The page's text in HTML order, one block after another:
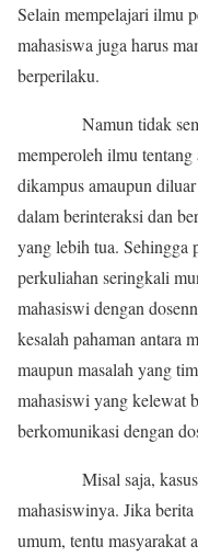
Selain mempelajari ilmu
mahasiswa juga harus
berperilaku.
Namun tidak semua
memperoleh ilmu
dikampus amaupun
dalam berinteraksi dan
yang lebih tua. Sehingga
perkuliahan seringkali
mahasiswi dengan
kesalah pahaman antara
maupun masalah yang
mahasiswi yang kelewat
berkomunikasi dengan
Misal saja, kasus
mahasiswinya. Jika
umum, tentu masyarakat